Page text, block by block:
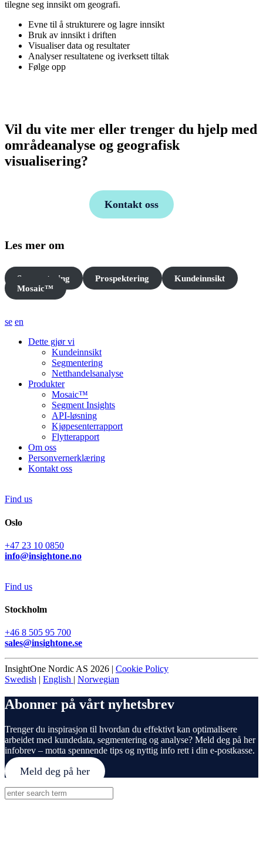
tilegne seg innsikt om geografi.
Evne til å strukturere og lagre innsikt
Bruk av innsikt i driften
Visualiser data og resultater
Analyser resultatene og iverksett tiltak
Følge opp
Vil du vite mer eller trenger du hjelp med
områdeanalyse og geografisk
visualisering?
Kontakt oss
Les mer om
Segmentering Prospektering
Kundeinnsikt
Mosaic™
se en
Dette gjør vi
Kundeinnsikt
Segmentering
Netthandelsanalyse
Produkter
Mosaic™
Segment Insights
API-løsning
Kjøpesenterrapport
Flytterapport
Om oss
Personvernerklæring
Kontakt oss
Find us
Oslo
+47 23 10 0850
info@insightone.no
Find us
Stockholm
+46 8 505 95 700
sales@insightone.se
InsightOne Nordic AS 2026 | Cookie Policy
Swedish | English | Norwegian
Abonner på vårt nyhetsbrev
Trenger du inspirasjon til hvordan du effektivt kan optimalisere
arbeidet med kundedata, segmentering og analyse? Meld deg på her
infobrev – motta spennende tips og nyttig info rett i din e-postkasse.
Meld deg på her